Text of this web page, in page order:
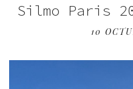
Silmo Paris
10